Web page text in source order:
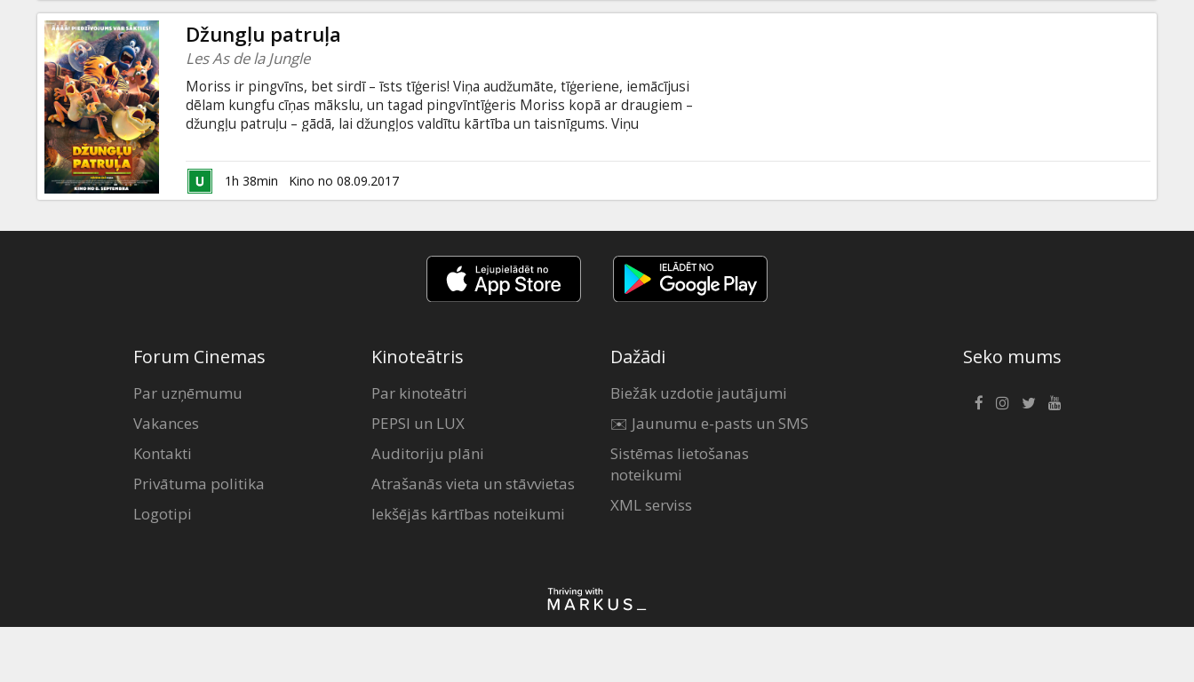
B2B
Kino
Klubs
Džungļu patruļa
Les As de la Jungle
Moriss ir pingvīns, bet sirdī – īsts tīģeris! Viņa audžumāte, tīģeriene, iemācījusi
dēlam kungfu cīņas mākslu, un tagad pingvīntīģeris Moriss kopā ar draugiem –
džungļu patruļu – gādā, lai džungļos valdītu kārtība un taisnīgums. Viņu
paviāni, kas jau gadiem kaļ plānus, kā izpostīt džungļus. Lai to nepieļautu, Džungļu
patruļai jāapvieno spēki ar Čempioniem – stipriniekiem, kas sargāja džungļus
pirms viņiem. Filma dublēta latviešu un krievu valodā.
1h 38min Kino no 08.09.2017
Forum Cinemas
Par uzņēmumu
Vakances
Kontakti
Privātuma politika
Logotipi
Kinoteātris
Par kinoteātri
PEPSI un LUX
Auditoriju plāni
Atrašanās vieta un stāvvietas
Iekšējās kārtības noteikumi
Dažādi
Biežāk uzdotie jautājumi
✉️ Jaunumu e-pasts un SMS
Sistēmas lietošanas
noteikumi
XML serviss
Seko mums